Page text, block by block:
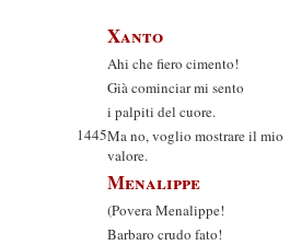
Xanto
Ahi che fiero cimento!
Già cominciar mi sento
i palpiti del cuore.
1445Ma no, voglio mostrare il mio
valore.
Menalippe
(Povera Menalippe!
Barbaro crudo fato!